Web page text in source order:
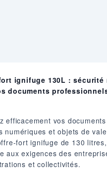
ignifuge 130L : sécurité
documents
efficacement vos
numériques et objets de
fort ignifuge de 130
aux exigences des
et collectivités.​